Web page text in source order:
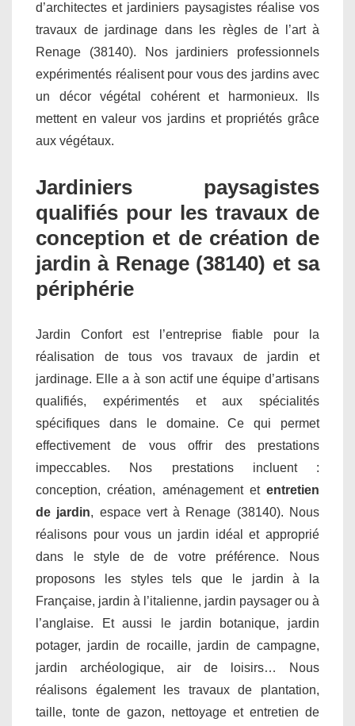
d’architectes et jardiniers paysagistes réalise vos
travaux de jardinage dans les règles de l’art à
Renage (38140). Nos jardiniers professionnels
expérimentés réalisent pour vous des jardins avec
un décor végétal cohérent et harmonieux. Ils
mettent en valeur vos jardins et propriétés grâce
aux végétaux.
Jardiniers paysagistes
qualifiés pour les travaux de
conception et de création de
jardin à Renage (38140) et sa
périphérie
Jardin Confort est l’entreprise fiable pour la
réalisation de tous vos travaux de jardin et
jardinage. Elle a à son actif une équipe d’artisans
qualifiés, expérimentés et aux spécialités
spécifiques dans le domaine. Ce qui permet
effectivement de vous offrir des prestations
impeccables. Nos prestations incluent :
conception, création, aménagement et entretien
de jardin, espace vert à Renage (38140). Nous
réalisons pour vous un jardin idéal et approprié
dans le style de de votre préférence. Nous
proposons les styles tels que le jardin à la
Française, jardin à l’italienne, jardin paysager ou à
l’anglaise. Et aussi le jardin botanique, jardin
potager, jardin de rocaille, jardin de campagne,
jardin archéologique, air de loisirs… Nous
réalisons également les travaux de plantation,
taille, tonte de gazon, nettoyage et entretien de